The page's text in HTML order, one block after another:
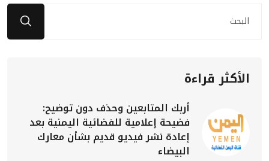
الأكثر قراءة
أربك المتابعين وحذف دون توضيح:
فضيحة إعلامية للفضائية اليمنية بعد
إعادة نشر فيديو قديم بشأن معارك
البيضاء